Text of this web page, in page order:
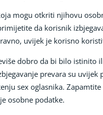
mogu otkriti njihovu
da korisnik
uvijek je korisno
dobro da bi bilo istinito
prevara su
sex oglasnika.
osobne podatke.